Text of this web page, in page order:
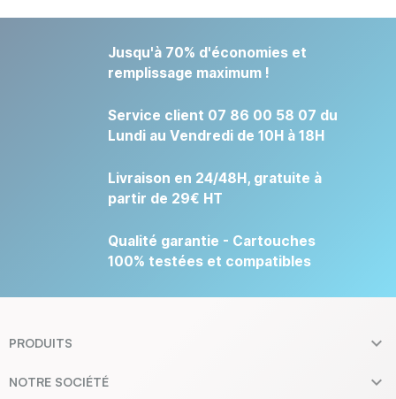
Jusqu'à 70% d'économies et
remplissage maximum !
Service client 07 86 00 58 07 du
Lundi au Vendredi de 10H à 18H
Livraison en 24/48H, gratuite à
partir de 29€ HT
Qualité garantie - Cartouches
100% testées et compatibles
PRODUITS 
NOTRE SOCIÉTÉ 